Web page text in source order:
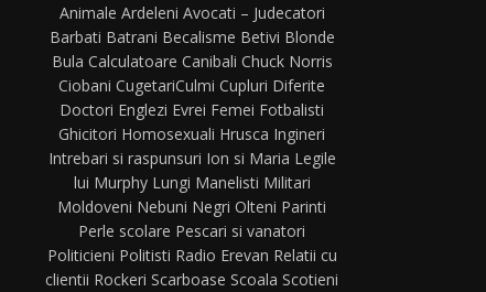
Animale Ardeleni Avocati – Judecatori
Barbati Batrani Becalisme Betivi Blonde
Bula Calculatoare Canibali Chuck Norris
Ciobani CugetariCulmi Cupluri Diferite
Doctori Englezi Evrei Femei Fotbalisti
Ghicitori Homosexuali Hrusca Ingineri
Intrebari si raspunsuri Ion si Maria Legile
lui Murphy Lungi Manelisti Militari
Moldoveni Nebuni Negri Olteni Parinti
Perle scolare Pescari si vanatori
Politicieni Politisti Radio Erevan Relatii cu
clientii Rockeri Scarboase Scoala Scotieni